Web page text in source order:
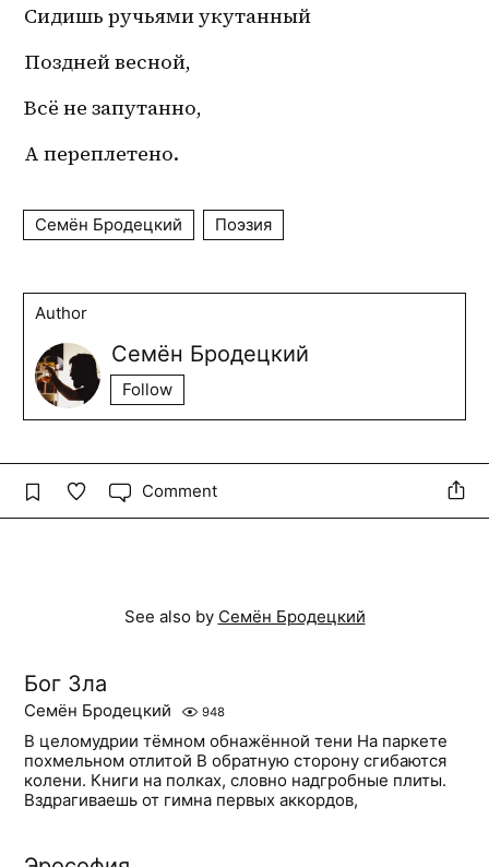
Сидишь ручьями укутанный
Поздней весной,
Всё не запутанно,
А переплетено.
Семён Бродецкий Поэзия
Author
Семён Бродецкий
Follow
Comment
See also by Семён Бродецкий
Бог Зла
Семён Бродецкий 948
В целомудрии тёмном обнажённой тени На паркете
похмельном отлитой В обратную сторону сгибаются
колени. Книги на полках, словно надгробные плиты.
Вздрагиваешь от гимна первых аккордов,